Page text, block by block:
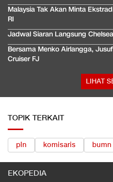
Malaysia Tak Akan Minta
RI
Jadwal Siaran Langsung
Bersama Menko Airlangga,
Cruiser FJ
LIHAT
TOPIK TERKAIT
pln komisaris bumn
EKOPEDIA